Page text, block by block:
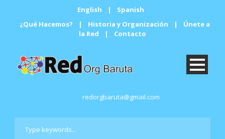
English |
Spanish
¿Qué Hacemos?
| Historia y Organización |
Únete a
la Red
| Contacto
redorgbaruta@gmail.com